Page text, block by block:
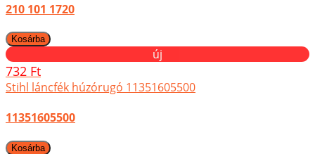
210 101 1720
új
732 Ft
Stihl láncfék húzórugó 11351605500
11351605500